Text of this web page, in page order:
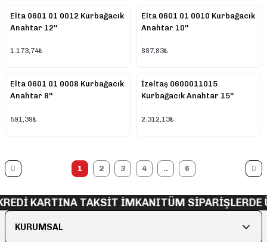
Elta 0601 01 0012 Kurbağacık
Anahtar 12''
1.173,74₺
Elta 0601 01 0010 Kurbağacık
Anahtar 10''
887,83₺
Elta 0601 01 0008 Kurbağacık
Anahtar 8''
591,39₺
İzeltaş 0600011015
Kurbağacık Anahtar 15''
2.312,13₺
1 2 3 4 .. 6
KARTINA TAKSİT İMKANITÜM SİPARİŞLERDE
KURUMSAL